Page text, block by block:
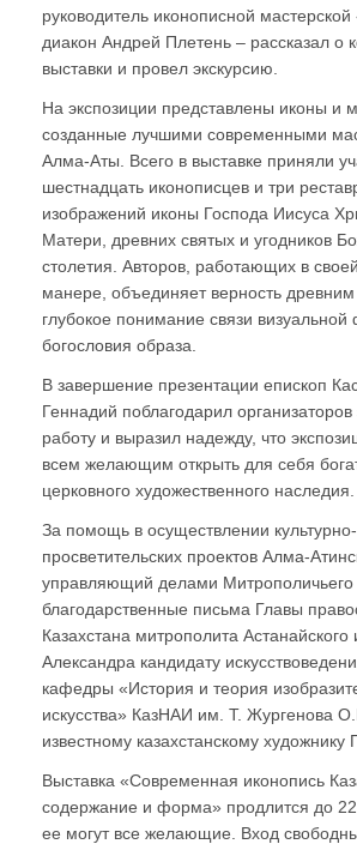
руководитель иконописной
диакон Андрей Плетень – рассказал о
выставки и провел экскурсию.
На экспозиции представлены иконы и
созданные лучшими современными
Алма-Аты. Всего в выставке приняли
шестнадцать иконописцев и три
изображений иконы Господа Иисуса
Матери, древних святых и угодников
столетия. Авторов, работающих в
манере, объединяет верность
глубокое понимание связи
богословия образа.
В завершение презентации епископ
Геннадий поблагодарил
работу и выразил надежду, что
всем желающим открыть для себя
церковного художественного наследия.
За помощь в осуществлении культурно-
просветительских проектов Алма-
управляющий делами Митрополичьего
благодарственные письма Главы
Казахстана митрополита Астанайского
Александра кандидату
кафедры «История и теория
искусства» КазНАИ им. Т. Жургенова
известному казахстанскому художнику
Выставка «Современная иконопись
содержание и форма» продлится до
ее могут все желающие. Вход